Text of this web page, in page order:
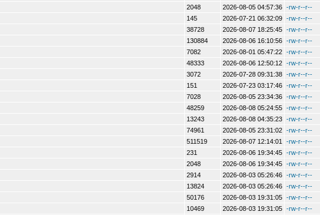
2048 2026-08-05 04:57:36 -rw-r--r--
145 2026-07-21 06:32:09 -rw-r--r--
38728 2026-08-07 18:25:45 -rw-r--r--
130884 2026-08-06 16:10:56 -rw-r--r--
7082 2026-08-01 05:47:22 -rw-r--r--
48333 2026-08-06 12:50:12 -rw-r--r--
3072 2026-07-28 09:31:38 -rw-r--r--
151 2026-07-23 03:17:46 -rw-r--r--
7028 2026-08-05 23:34:36 -rw-r--r--
48259 2026-08-08 05:24:55 -rw-r--r--
13243 2026-08-08 04:35:23 -rw-r--r--
74961 2026-08-05 23:31:02 -rw-r--r--
511519 2026-08-07 12:14:01 -rw-r--r--
231 2026-08-06 19:34:45 -rw-r--r--
2048 2026-08-06 19:34:45 -rw-r--r--
2914 2026-08-03 05:26:46 -rw-r--r--
13824 2026-08-03 05:26:46 -rw-r--r--
50176 2026-08-03 19:31:05 -rw-r--r--
10469 2026-08-03 19:31:05 -rw-r--r--